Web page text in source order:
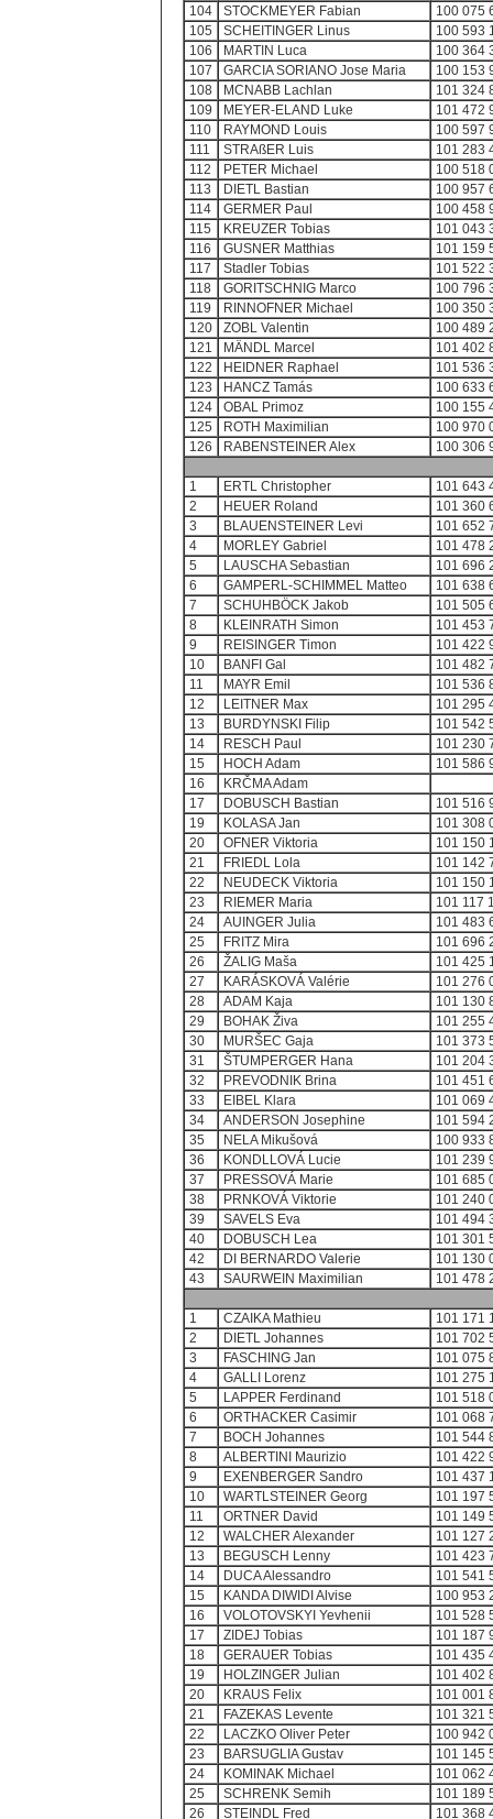
104 STOCKMEYER Fabian
100 075
105
SCHEITINGER Linus
100 593
106
MARTIN Luca
100 364
107
GARCIA SORIANO Jose Maria
100 153
108
MCNABB Lachlan
101 324
109
MEYER-ELAND Luke
101 472
110
RAYMOND Louis
100 597
111
STRAßER Luis
101 283
112
PETER Michael
100 518
113
DIETL Bastian
100 957
114
GERMER Paul
100 458
115
KREUZER Tobias
101 043
116
GUSNER Matthias
101 159
117
Stadler Tobias
101 522
118
GORITSCHNIG Marco
100 796
119
RINNOFNER Michael
100 350
120
ZOBL Valentin
100 489
121
MÄNDL Marcel
101 402
122
HEIDNER Raphael
101 536
123
HANCZ Tamás
100 633
124
OBAL Primoz
100 155
125
ROTH Maximilian
100 970
126
RABENSTEINER Alex 100 306
1 ERTL Christopher
101 643
2
HEUER Roland
101 360
3
BLAUENSTEINER Levi
101 652
4
MORLEY Gabriel
101 478
5
LAUSCHA Sebastian
101 696
6
GAMPERL-SCHIMMEL Matteo
101 638
7
SCHUHBÖCK Jakob
101 505
8
KLEINRATH Simon
101 453
9
REISINGER Timon
101 422
10
BANFI Gal
101 482
11
MAYR Emil
101 536
12
LEITNER Max
101 295
13
BURDYNSKI Filip
101 542
14
RESCH Paul
101 230
15
HOCH Adam
101 586
16
KRČMA Adam
17
DOBUSCH Bastian
101 516
19
KOLASA Jan
101 308
20
OFNER Viktoria
101 150
21
FRIEDL Lola
101 142
22
NEUDECK Viktoria
101 150
23
RIEMER Maria
101 117
24
AUINGER Julia
101 483
25
FRITZ Mira
101 696
26
ŽALIG Maša
101 425
27
KARÁSKOVÁ Valérie
101 276
28
ADAM Kaja
101 130
29
BOHAK Živa
101 255
30
MURŠEC Gaja
101 373
31
ŠTUMPERGER Hana
101 204
32
PREVODNIK Brina
101 451
33
EIBEL Klara
101 069
34
ANDERSON Josephine
101 594
35
NELA Mikušová
100 933
36
KONDLLOVÁ Lucie
101 239
37
PRESSOVÁ Marie
101 685
38
PRNKOVÁ Viktorie
101 240
39
SAVELS Eva
101 494
40
DOBUSCH Lea
101 301
42
DI BERNARDO Valerie
101 130
43
SAURWEIN Maximilian 101 478
1 CZAIKA Mathieu
101 171
2
DIETL Johannes
101 702
3
FASCHING Jan
101 075
4
GALLI Lorenz
101 275
5
LAPPER Ferdinand
101 518
6
ORTHACKER Casimir
101 068
7
BOCH Johannes
101 544
8
ALBERTINI Maurizio
101 422
9
EXENBERGER Sandro
101 437
10
WARTLSTEINER Georg
101 197
11
ORTNER David
101 149
12
WALCHER Alexander
101 127
13
BEGUSCH Lenny
101 423
14
DUCA Alessandro
101 541
15
KANDA DIWIDI Alvise
100 953
16
VOLOTOVSKYI Yevhenii
101 528
17
ZIDEJ Tobias
101 187
18
GERAUER Tobias
101 435
19
HOLZINGER Julian
101 402
20
KRAUS Felix
101 001
21
FAZEKAS Levente
101 321
22
LACZKO Oliver Peter
100 942
23
BARSUGLIA Gustav
101 145
24
KOMINAK Michael
101 062
25
SCHRENK Semih
101 189
26
STEINDL Fred
101 368